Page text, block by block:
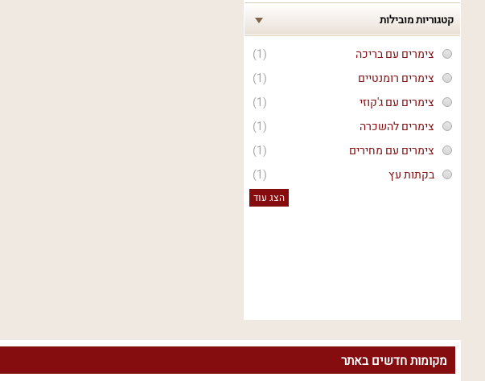
קטגוריות מובילות
(1)
צימרים עם בריכה
(1)
צימרים רומנטיים
(1)
צימרים עם ג'קוזי
(1)
צימרים להשכרה
(1)
צימרים עם מחירים
(1)
בקתות עץ
הצג עוד
מקומות חדשים באתר